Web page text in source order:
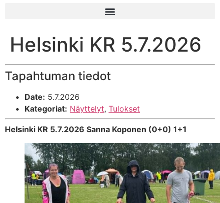
Helsinki KR 5.7.2026
Tapahtuman tiedot
Date: 5.7.2026
Kategoriat: Näyttelyt, Tulokset
Helsinki KR 5.7.2026 Sanna Koponen (0+0) 1+1